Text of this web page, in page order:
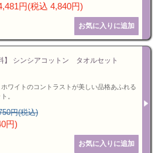
円(税込 4,840円)
料】 シンシアコットン タオルセット
ワイトのコントラストが美しい品格あふれる
。
円(税込)
円)